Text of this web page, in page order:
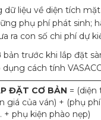
dữ liệu về diện tích
phụ phí phát sinh;
ra con số chi phí dự
bản trước khi lắp đặt
cách tính
ĐẶT CƠ BẢN = (diện
giá của ván) + (phụ
phụ kiện phào nẹp)